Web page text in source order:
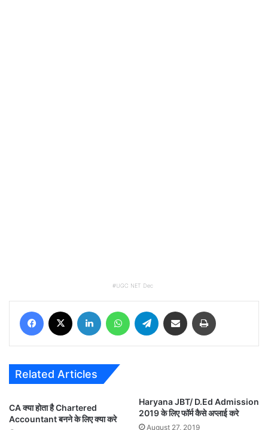
UGC NET Dec
Facebook LinkedIn WhatsAppTelegram Share via Email
Related Articles
CA क्या होता है Chartered
Accountant बनने के लिए क्या करे
Haryana JBT/ D.Ed Admission
2019 के लिए फॉर्म कैसे अप्लाई करे
August 27, 2019